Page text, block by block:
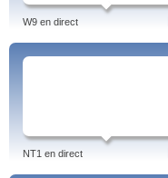
W9 en direct
NT1 en direct